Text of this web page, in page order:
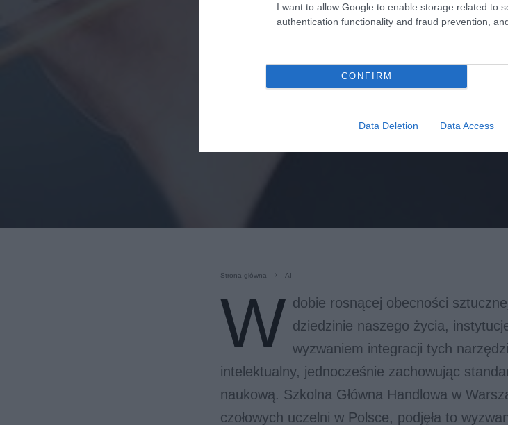
I want to allow Google to enable storage related to
authentication functionality and fraud prevention,
CONFIRM
Data Deletion Data Access
Strona główna AI
W dobie rosnącej obecności
dziedzinie naszego życia,
wyzwaniem integracji tych
intelektualny, jednocześnie zachowując
naukową. Szkolna Główna Handlowa w
czołowych uczelni w Polsce, podjęła to